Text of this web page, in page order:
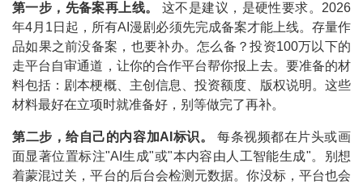
第一步，先备案再上线。
这不是建议，是硬性要求。2026
年4月1日起，所有AI漫剧必须先完成备案才能上线。存量作
品如果之前没备案，也要补办。怎么备？投资100万以下的
走平台自审通道，让你的合作平台帮你报上去。要准备的材
料包括：剧本梗概、主创信息、投资额度、版权说明。这些
材料最好在立项时就准备好，别等做完了再补。
第二步，给自己的内容加AI标识。
每条视频都在片头或画
面显著位置标注"AI生成"或"本内容由人工智能生成"。别想
着蒙混过关，平台的后台会检测元数据。你没标，平台也会